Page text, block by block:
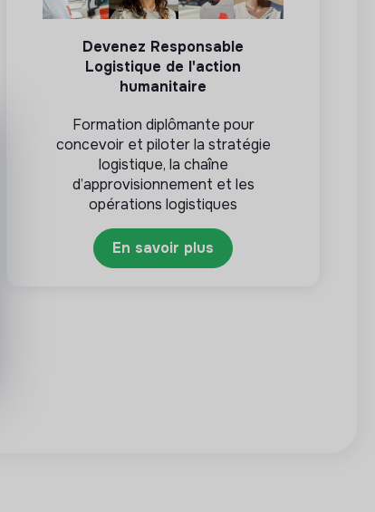
Devenez Responsable
Logistique de l'action
humanitaire
Formation diplômante pour
concevoir et piloter la stratégie
logistique, la chaîne
d’approvisionnement et les
opérations logistiques
En savoir plus